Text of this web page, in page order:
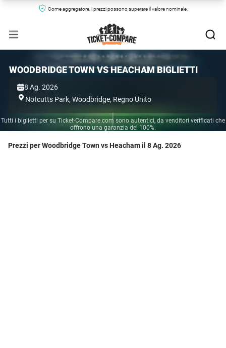
Come aggregatore, i prezzi possono superare il valore nominale.
WOODBRIDGE TOWN VS HEACHAM BIGLIETTI
8 Ag. 2026
Notcutts Park, Woodbridge, Regno Unito
Tutti i biglietti per su Ticket-Compare.com sono autentici, da venditori verificati che
offrono una garanzia del 100%.
Prezzi per Woodbridge Town vs Heacham il 8 Ag. 2026